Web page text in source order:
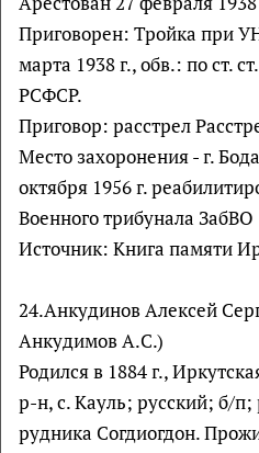
Приговорен: Тройка при
марта 1938 г., обв.: по ст.
РСФСР.
Приговор: расстрел
Место захоронения - г.
октября 1956 г.
Военного трибунала ЗабВО
Источник: Книга памяти
24.Анкудинов Алексей
Анкудимов А.С.)
Родился в 1884 г.,
р-н, с. Кауль; русский; б/п;
рудника Согдиогдон.